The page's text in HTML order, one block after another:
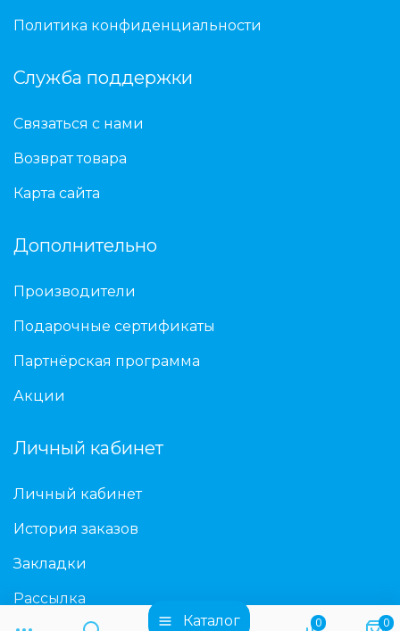
Каталог 0 0
Политика конфиденциальности
Служба поддержки
Связаться с нами
Возврат товара
Карта сайта
Дополнительно
Производители
Подарочные сертификаты
Партнёрская программа
Акции
Личный кабинет
Личный кабинет
История заказов
Закладки
Рассылка